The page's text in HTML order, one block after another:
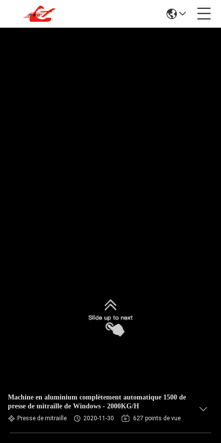
Machine en aluminium complètement automatique 1500 de
presse de mitraille de Windows - 2000KG/H
Presse de mitraille 2020-11-30 627 points de vue